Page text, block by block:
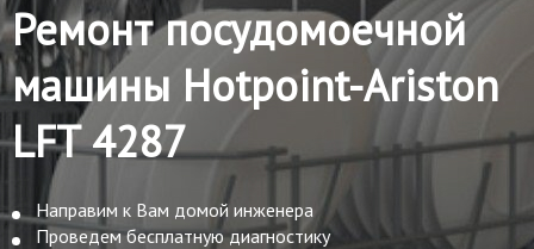
Ремонт посудомоечной
машины Hotpoint-Ariston
LFT 4287
Направим к Вам домой инженера
Проведем бесплатную диагностику